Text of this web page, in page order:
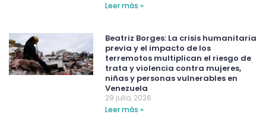
Leer más »
Beatriz Borges: La crisis humanitaria
previa y el impacto de los
terremotos multiplican el riesgo de
trata y violencia contra mujeres,
niñas y personas vulnerables en
Venezuela
29 julio, 2026
Leer más »